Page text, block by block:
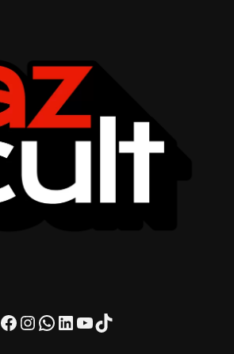
Facebook
Instagram
WhatsApp
LinkedIn
Youtube
TikTok